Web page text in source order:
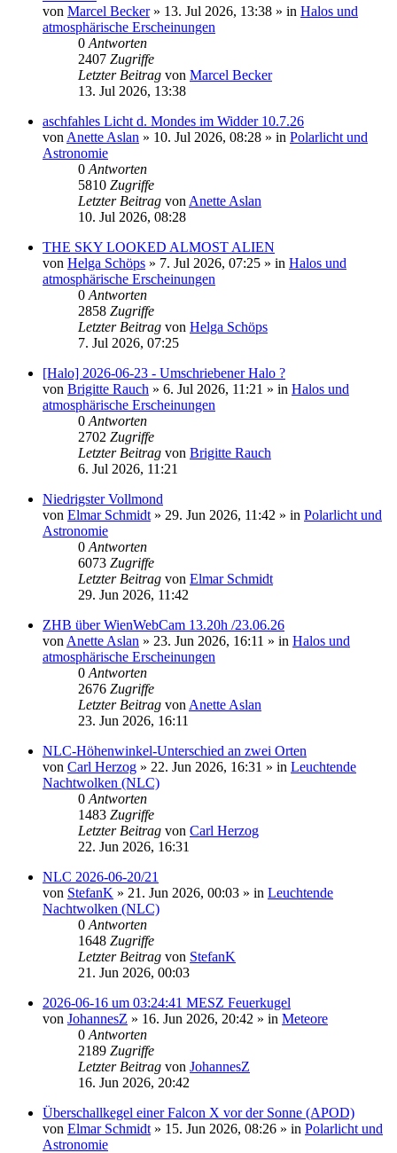
von Marcel Becker» 13. Jul 2026, 13:38 » in Halos und
atmosphärische Erscheinungen
0 Antworten
2407 Zugriffe
Letzter Beitrag von Marcel Becker
13. Jul 2026, 13:38
aschfahles Licht d. Mondes im Widder 10.7.26
von Anette Aslan » 10. Jul 2026, 08:28 » in Polarlicht und
Astronomie
0 Antworten
5810 Zugriffe
Letzter Beitrag von Anette Aslan
10. Jul 2026, 08:28
THE SKY LOOKED ALMOST ALIEN
von Helga Schöps » 7. Jul 2026, 07:25 » in Halos und
atmosphärische Erscheinungen
0 Antworten
2858 Zugriffe
Letzter Beitrag von Helga Schöps
7. Jul 2026, 07:25
[Halo] 2026-06-23 - Umschriebener Halo ?
von Brigitte Rauch » 6. Jul 2026, 11:21 » in Halos und
atmosphärische Erscheinungen
0 Antworten
2702 Zugriffe
Letzter Beitrag von Brigitte Rauch
6. Jul 2026, 11:21
Niedrigster Vollmond
von Elmar Schmidt » 29. Jun 2026, 11:42 » in Polarlicht und
Astronomie
0 Antworten
6073 Zugriffe
Letzter Beitrag von Elmar Schmidt
29. Jun 2026, 11:42
ZHB über WienWebCam 13.20h /23.06.26
von Anette Aslan » 23. Jun 2026, 16:11 » in Halos und
atmosphärische Erscheinungen
0 Antworten
2676 Zugriffe
Letzter Beitrag von Anette Aslan
23. Jun 2026, 16:11
NLC-Höhenwinkel-Unterschied an zwei Orten
von Carl Herzog » 22. Jun 2026, 16:31 » in Leuchtende
Nachtwolken (NLC)
0 Antworten
1483 Zugriffe
Letzter Beitrag von Carl Herzog
22. Jun 2026, 16:31
NLC 2026-06-20/21
von StefanK » 21. Jun 2026, 00:03 » in Leuchtende
Nachtwolken (NLC)
0 Antworten
1648 Zugriffe
Letzter Beitrag von StefanK
21. Jun 2026, 00:03
2026-06-16 um 03:24:41 MESZ Feuerkugel
von JohannesZ » 16. Jun 2026, 20:42 » in Meteore
0 Antworten
2189 Zugriffe
Letzter Beitrag von JohannesZ
16. Jun 2026, 20:42
Überschallkegel einer Falcon X vor der Sonne (APOD)
von Elmar Schmidt » 15. Jun 2026, 08:26 » in Polarlicht und
Astronomie